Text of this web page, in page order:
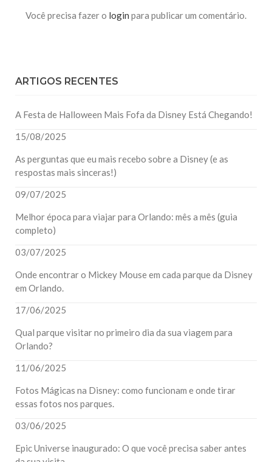
Você precisa fazer o login para publicar um comentário.
ARTIGOS RECENTES
A Festa de Halloween Mais Fofa da Disney Está Chegando!
15/08/2025
As perguntas que eu mais recebo sobre a Disney (e as
respostas mais sinceras!)
09/07/2025
Melhor época para viajar para Orlando: mês a mês (guia
completo)
03/07/2025
Onde encontrar o Mickey Mouse em cada parque da Disney
em Orlando.
17/06/2025
Qual parque visitar no primeiro dia da sua viagem para
Orlando?
11/06/2025
Fotos Mágicas na Disney: como funcionam e onde tirar
essas fotos nos parques.
03/06/2025
Epic Universe inaugurado: O que você precisa saber antes